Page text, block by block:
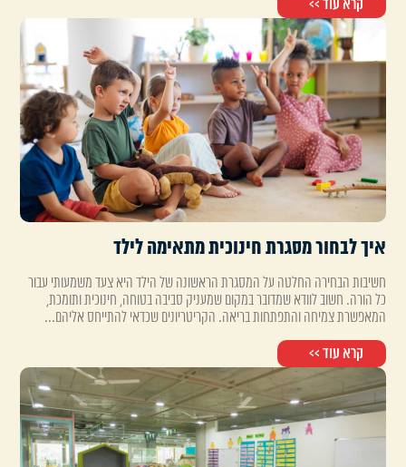
קרא עוד >>
איך לבחור מסגרת חינוכית מתאימה לילד
חשיבות הבחירה החלטה על המסגרת הראשונה של הילד היא צעד משמעותי עבור
כל הורה. חשוב לוודא שמדובר במקום שמעניק סביבה בטוחה, חינוכית ותומכת,
המאפשרת צמיחה והתפתחות בריאה. הקריטריונים שכדאי להתייחס אליהם...
קרא עוד >>